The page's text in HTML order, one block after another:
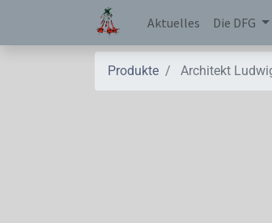
Aktuelles Die DFG
Produkte Architekt